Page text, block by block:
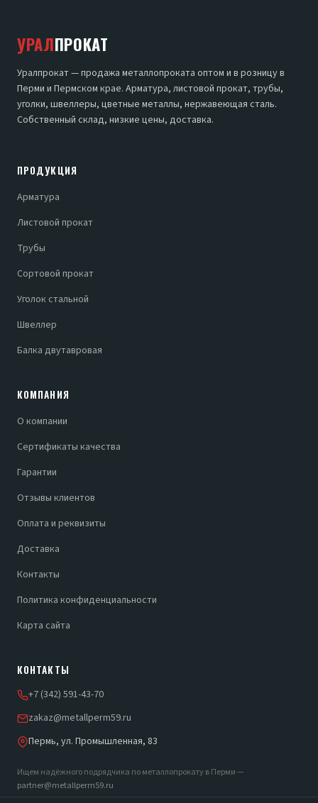
УРАЛПРОКАТ
Уралпрокат — продажа металлопроката оптом и в розницу в
Перми и Пермском крае. Арматура, листовой прокат, трубы,
уголки, швеллеры, цветные металлы, нержавеющая сталь.
Собственный склад, низкие цены, доставка.
ПРОДУКЦИЯ
Арматура
Листовой прокат
Трубы
Сортовой прокат
Уголок стальной
Швеллер
Балка двутавровая
КОМПАНИЯ
О компании
Сертификаты качества
Гарантии
Отзывы клиентов
Оплата и реквизиты
Доставка
Контакты
Политика конфиденциальности
Карта сайта
КОНТАКТЫ
+7 (342) 591-43-70
zakaz@metallperm59.ru
Пермь, ул. Промышленная, 83
Ищем надёжного подрядчика по металлопрокату в Перми —
partner@metallperm59.ru